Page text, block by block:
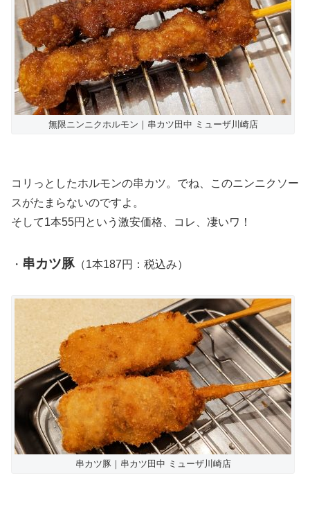
無限ニンニクホルモン｜串カツ田中 ミューザ川崎店
コリっとしたホルモンの串カツ。でね、このニンニクソー
スがたまらないのですよ。
そして1本55円という激安価格、コレ、凄いワ！
・ 串カツ豚（1本187円：税込み）
串カツ豚｜串カツ田中 ミューザ川崎店